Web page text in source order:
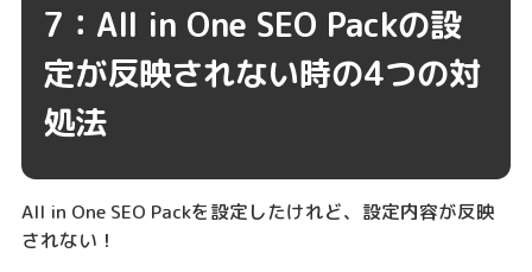
7：All in One SEO Packの設
定が反映されない時の4つの対
処法
All in One SEO Packを設定したけれど、設定内容が反映
されない！